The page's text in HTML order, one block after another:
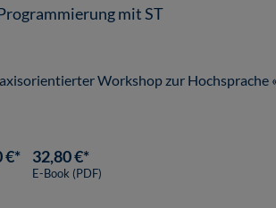
mit ST
Workshop zur Hochsprache
€* 32,80 €*
E-Book (PDF)